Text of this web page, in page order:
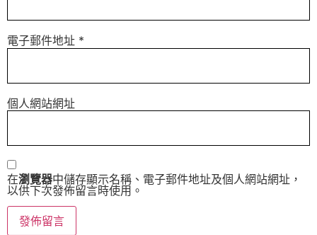
電子郵件地址 *
個人網站網址
在瀏覽器中儲存顯示名稱、電子郵件地址及個人網站網址，
以供下次發佈留言時使用。